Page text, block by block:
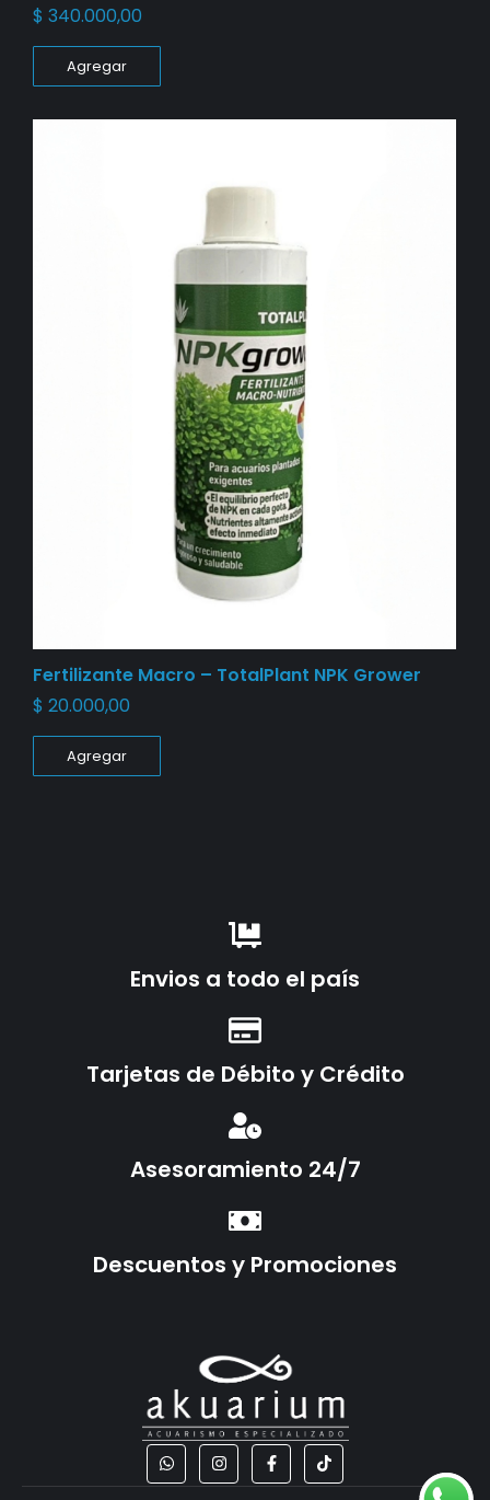
$ 340.000,00
Agregar
Fertilizante Macro – TotalPlant NPK Grower
$ 20.000,00
Agregar
Envios a todo el país
Tarjetas de Débito y Crédito
Asesoramiento 24/7
Descuentos y Promociones